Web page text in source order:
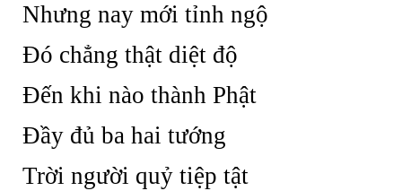
Nhưng nay mới tỉnh ngộ
Đó chẳng thật diệt độ
Đến khi nào thành Phật
Đầy đủ ba hai tướng
Trời người quỷ tiệp tật